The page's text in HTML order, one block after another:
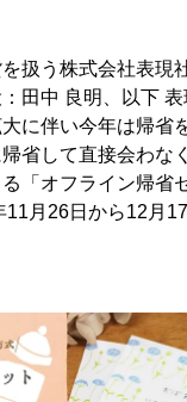
扱う株式会社表現
田中 良明、以下
に伴い今年は帰省
省して直接会わな
「オフライン帰省
11月26日から12月